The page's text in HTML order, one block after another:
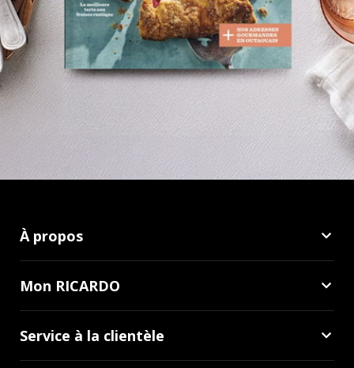
À propos
Mon RICARDO
Service à la clientèle